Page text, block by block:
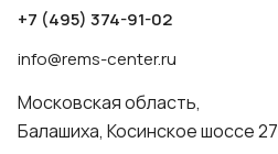
+7 (495) 374-91-02
info@rems-center.ru
Московская область,
Балашиха, Косинское шоссе 27